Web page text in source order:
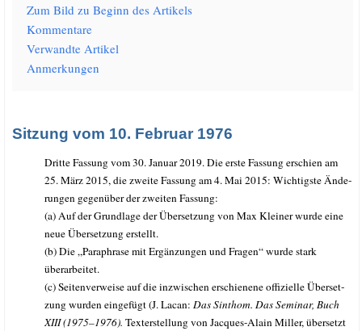
Zum Bild zu Beginn des Artikels
Kom­men­ta­re
Ver­wand­te Artikel
Anmer­kun­gen
Sitzung vom 10. Februar 1976
Drit­te Fas­sung vom 30. Janu­ar 2019. Die ers­te Fas­sung erschien am
25. März 2015, die zwei­te Fas­sung am 4. Mai 2015: Wich­tigs­te Ände­
run­gen gegen­über der zwei­ten Fassung:
(a) Auf der Grund­la­ge der Über­set­zung von Max Klei­ner wur­de eine
neue Über­set­zung erstellt.
(b) Die „Para­phra­se mit Ergän­zun­gen und Fra­gen“ wur­de stark
überarbeitet.
(c) Sei­ten­ver­wei­se auf die inzwi­schen erschie­ne­ne offi­zi­el­le Über­set­
zung wur­den ein­ge­fügt (J. Lacan: Das Sinthom. Das Semi­nar, Buch
XIII (1975–1976). Tex­terstel­lung von Jac­ques-Alain Mil­ler, über­setzt